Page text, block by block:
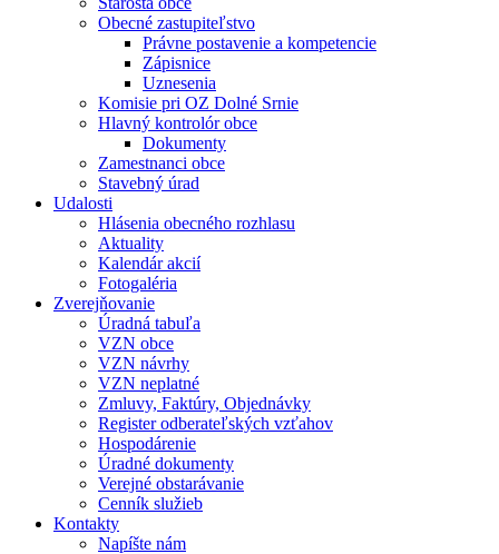
Obecné zastupiteľstvo
Právne postavenie a kompetencie
Zápisnice
Uznesenia
Komisie pri OZ Dolné Srnie
Hlavný kontrolór obce
Dokumenty
Zamestnanci obce
Stavebný úrad
Udalosti
Hlásenia obecného rozhlasu
Aktuality
Kalendár akcií
Fotogaléria
Zverejňovanie
Úradná tabuľa
VZN obce
VZN návrhy
VZN neplatné
Zmluvy, Faktúry, Objednávky
Register odberateľských vzťahov
Hospodárenie
Úradné dokumenty
Verejné obstarávanie
Cenník služieb
Kontakty
Napíšte nám